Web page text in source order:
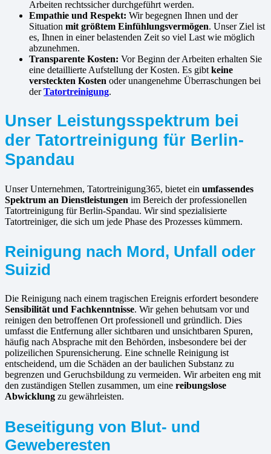
Arbeiten rechtssicher durchgeführt werden.
Empathie und Respekt: Wir begegnen Ihnen und der
Situation mit größtem Einfühlungsvermögen. Unser Ziel ist
es, Ihnen in einer belastenden Zeit so viel Last wie möglich
abzunehmen.
Transparente Kosten: Vor Beginn der Arbeiten erhalten Sie
eine detaillierte Aufstellung der Kosten. Es gibt keine
versteckten Kosten oder unangenehme Überraschungen bei
derTatortreinigung.
Unser Leistungsspektrum bei
der Tatortreinigung für Berlin-
Spandau
Unser Unternehmen, Tatortreinigung365, bietet ein umfassendes
Spektrum an Dienstleistungen im Bereich der professionellen
Tatortreinigung für Berlin-Spandau. Wir sind spezialisierte
Tatortreiniger, die sich um jede Phase des Prozesses kümmern.
Reinigung nach Mord, Unfall oder
Suizid
Die Reinigung nach einem tragischen Ereignis erfordert besondere
Sensibilität und Fachkenntnisse. Wir gehen behutsam vor und
reinigen den betroffenen Ort professionell und gründlich. Dies
umfasst die Entfernung aller sichtbaren und unsichtbaren Spuren,
häufig nach Absprache mit den Behörden, insbesondere bei der
polizeilichen Spurensicherung. Eine schnelle Reinigung ist
entscheidend, um die Schäden an der baulichen Substanz zu
begrenzen und Geruchsbildung zu vermeiden. Wir arbeiten eng mit
den zuständigen Stellen zusammen, um eine reibungslose
Abwicklung zu gewährleisten.
Beseitigung von Blut- und
Geweberesten